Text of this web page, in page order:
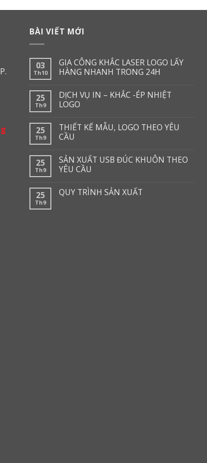
BÀI VIẾT MỚI
03
Th10
GIA CÔNG KHẮC LASER LOGO LẤY
HÀNG NHANH TRONG 24H
25
Th9
DỊCH VỤ IN – KHẮC -ÉP NHIỆT
LOGO
25
Th9
THIẾT KẾ MẪU, LOGO THEO YÊU
CẦU
25
Th9
SẢN XUẤT USB ĐÚC KHUÔN THEO
YÊU CẦU
25
Th9
QUY TRÌNH SẢN XUẤT